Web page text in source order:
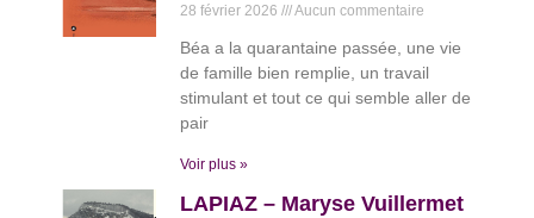
28 février 2026 Aucun commentaire
Béa a la quarantaine passée, une vie
de famille bien remplie, un travail
stimulant et tout ce qui semble aller de
pair
Voir plus »
LAPIAZ – Maryse Vuillermet